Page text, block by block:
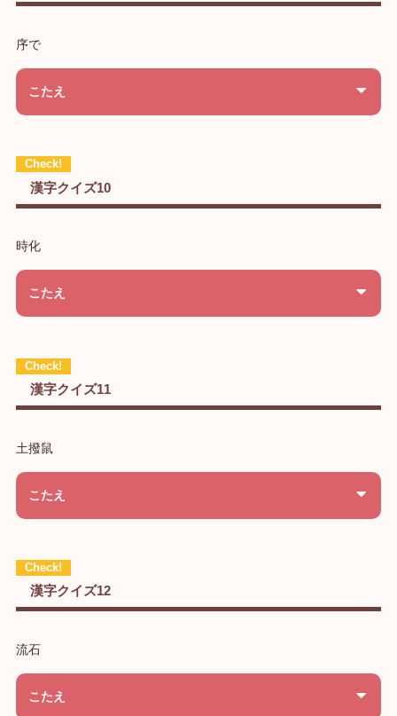
序で
こたえ
漢字クイズ10
時化
こたえ
漢字クイズ11
土撥鼠
こたえ
漢字クイズ12
流石
こたえ